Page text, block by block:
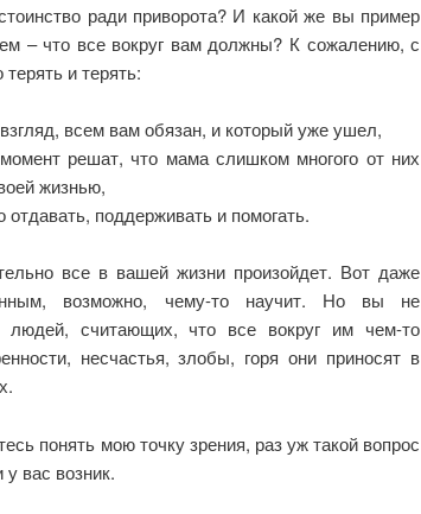
ради приворота? И какой же вы пример
– что все вокруг вам должны? К сожалению, с
и терять:
всем вам обязан, и который уже ушел,
решат, что мама слишком многого от них
жизнью,
поддерживать и помогать.
все в вашей жизни произойдет. Вот даже
возможно, чему-то научит. Но вы не
людей, считающих, что все вокруг им чем-то
несчастья, злобы, горя они приносят в
понять мою точку зрения, раз уж такой вопрос
вас возник.